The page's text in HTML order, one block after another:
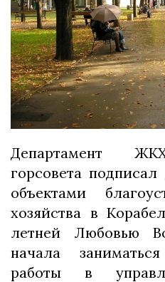
Департамент
горсовета
объектами
хозяйства в
летней Любовью
начала
работы в